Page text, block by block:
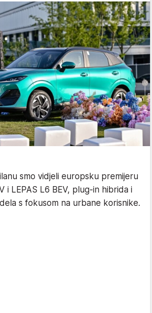
smo vidjeli europsku premijeru
i LEPAS L6 BEV, plug-in hibrida i
s fokusom na urbane korisnike.